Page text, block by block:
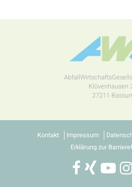
Klövenhausen
27211
Kontakt Impressum
Erklärung zur